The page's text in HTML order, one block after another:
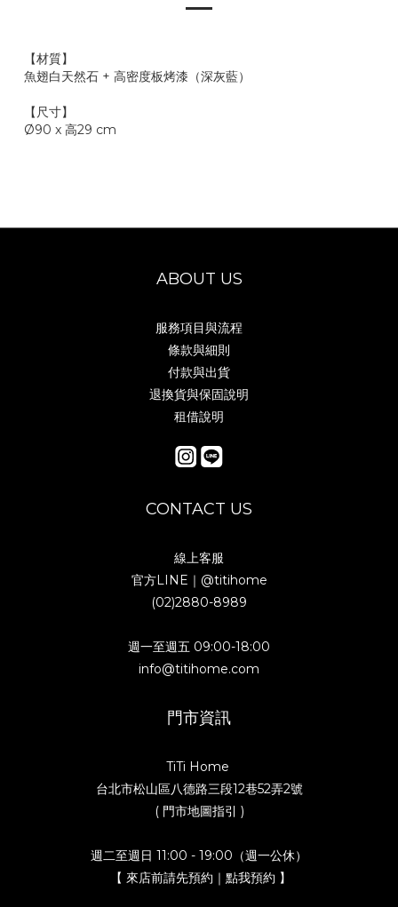
【材質】
魚翅白天然石 + 高密度板烤漆（深灰藍）
【尺寸】
Ø90 x 高29 cm
ABOUT US
服務項目與流程
條款與細則
付款與出貨
退換貨與保固說明
租借說明
CONTACT US
線上客服
官方LINE｜ @titihome
(02)2880-8989
週一至週五 09:00-18:00
info@titihome.com
門市資訊
TiTi Home
台北市松山區八德路三段12巷52弄2號
( 門市地圖指引 )
週二至週日 11:00 - 19:00（週一公休）
【 來店前請先預約｜點我預約 】